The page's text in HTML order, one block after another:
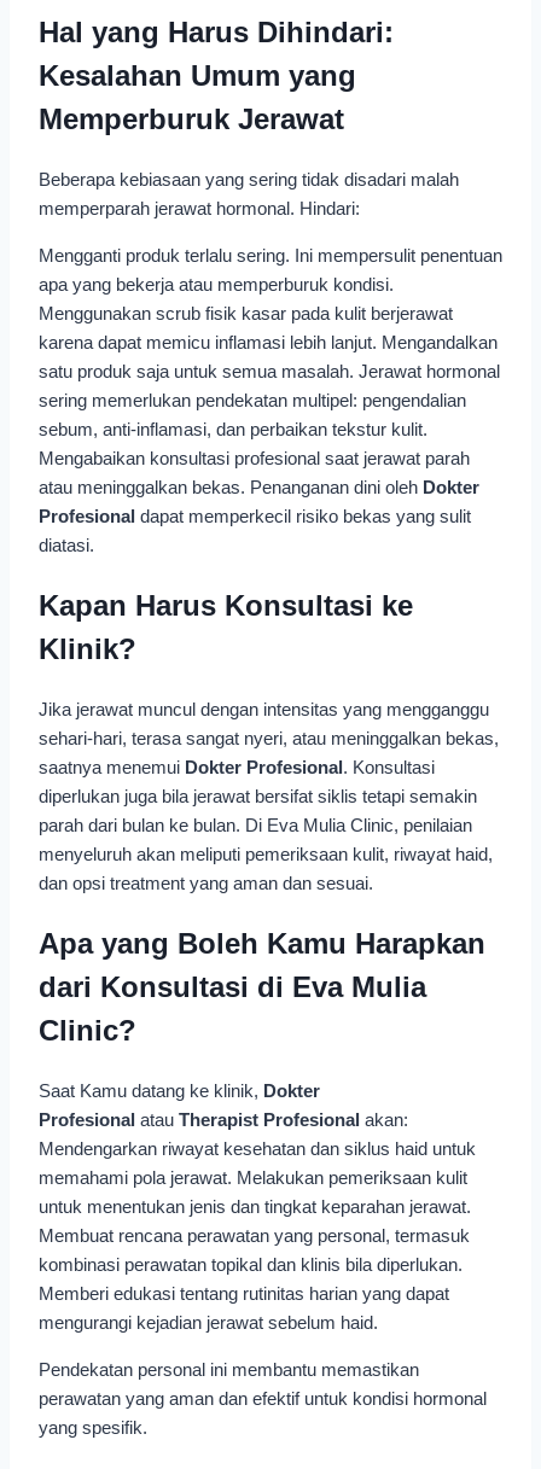
Hal yang Harus Dihindari:
Kesalahan Umum yang
Memperburuk Jerawat
Beberapa kebiasaan yang sering tidak disadari malah
memperparah jerawat hormonal. Hindari:
Mengganti produk terlalu sering. Ini mempersulit penentuan
apa yang bekerja atau memperburuk kondisi.
Menggunakan scrub fisik kasar pada kulit berjerawat
karena dapat memicu inflamasi lebih lanjut. Mengandalkan
satu produk saja untuk semua masalah. Jerawat hormonal
sering memerlukan pendekatan multipel: pengendalian
sebum, anti-inflamasi, dan perbaikan tekstur kulit.
Mengabaikan konsultasi profesional saat jerawat parah
atau meninggalkan bekas. Penanganan dini oleh Dokter
Profesional dapat memperkecil risiko bekas yang sulit
diatasi.
Kapan Harus Konsultasi ke
Klinik?
Jika jerawat muncul dengan intensitas yang mengganggu
sehari-hari, terasa sangat nyeri, atau meninggalkan bekas,
saatnya menemui Dokter Profesional. Konsultasi
diperlukan juga bila jerawat bersifat siklis tetapi semakin
parah dari bulan ke bulan. Di Eva Mulia Clinic, penilaian
menyeluruh akan meliputi pemeriksaan kulit, riwayat haid,
dan opsi treatment yang aman dan sesuai.
Apa yang Boleh Kamu Harapkan
dari Konsultasi di Eva Mulia
Clinic?
Saat Kamu datang ke klinik, Dokter
Profesional atau Therapist Profesional akan:
Mendengarkan riwayat kesehatan dan siklus haid untuk
memahami pola jerawat. Melakukan pemeriksaan kulit
untuk menentukan jenis dan tingkat keparahan jerawat.
Membuat rencana perawatan yang personal, termasuk
kombinasi perawatan topikal dan klinis bila diperlukan.
Memberi edukasi tentang rutinitas harian yang dapat
mengurangi kejadian jerawat sebelum haid.
Pendekatan personal ini membantu memastikan
perawatan yang aman dan efektif untuk kondisi hormonal
yang spesifik.